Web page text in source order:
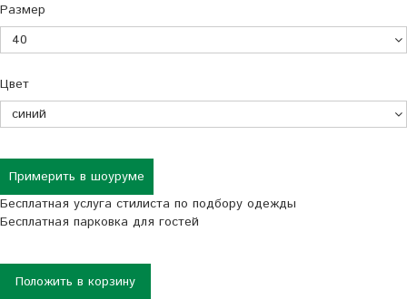
Размер
Цвет
Примерить в шоуруме
Бесплатная услуга стилиста по подбору одежды
Бесплатная парковка для гостей
Положить в корзину